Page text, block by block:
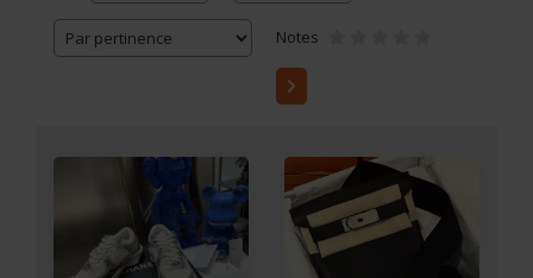
Notes